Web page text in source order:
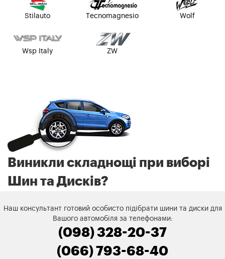
Stilauto Tecnomagnesio Wolf
Wsp Italy ZW
Виникли складнощі при виборі
Шин та Дисків?
Наш консультант готовий особисто підібрати шини та диски для
Вашого автомобіля за телефонами:
(098) 328-20-37
(066) 793-68-40